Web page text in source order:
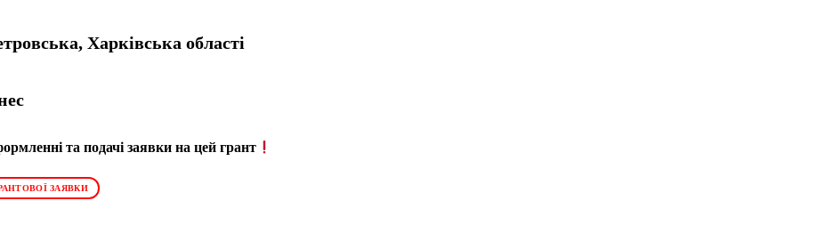
Харківська області
та подачі заявки на цей грант
ЗАЯВКИ